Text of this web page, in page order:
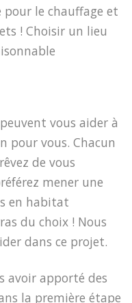
le chauffage et
! Choisir un lieu
vous aider à
pour vous. Chacun
de vous
mener une
en habitat
du choix ! Nous
dans ce projet.
avoir apporté des
la première étape